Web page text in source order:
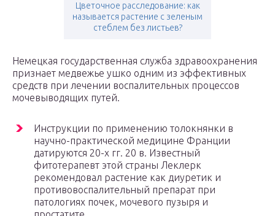
Цветочное расследование: как
называется растение с зеленым
стеблем без листьев?
Немецкая государственная служба здравоохранения
признает медвежье ушко одним из эффективных
средств при лечении воспалительных процессов
мочевыводящих путей.
Инструкции по применению толокнянки в
научно-практической медицине Франции
датируются 20-х гг. 20 в. Известный
фитотерапевт этой страны Леклерк
рекомендовал растение как диуретик и
противовоспалительный препарат при
патологиях почек, мочевого пузыря и